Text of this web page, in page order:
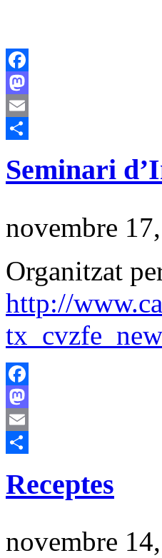
Facebook
Mastodon
Email
Seminari
novembre
Organitzat
http://
Facebook
Mastodon
Email
Receptes
novembre